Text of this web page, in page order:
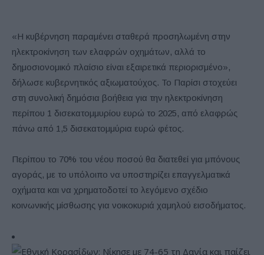
«Η κυβέρνηση παραμένει σταθερά προσηλωμένη στην
ηλεκτροκίνηση των ελαφρών οχημάτων, αλλά το
δημοσιονομικό πλαίσιο είναι εξαιρετικά περιορισμένο»,
δήλωσε κυβερνητικός αξιωματούχος. Το Παρίσι στοχεύει
στη συνολική δημόσια βοήθεια για την ηλεκτροκίνηση
περίπου 1 δισεκατομμυρίου ευρώ το 2025, από ελαφρώς
πάνω από 1,5 δισεκατομμύρια ευρώ φέτος.
Περίπου το 70% του νέου ποσού θα διατεθεί για μπόνους
αγοράς, με το υπόλοιπο να υποστηρίζει επαγγελματικά
οχήματα και να χρηματοδοτεί το λεγόμενο σχέδιο
κοινωνικής μίσθωσης για νοικοκυριά χαμηλού εισοδήματος.